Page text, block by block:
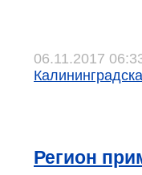
06.11.2017
Регион